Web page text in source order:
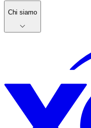
Chi siamo